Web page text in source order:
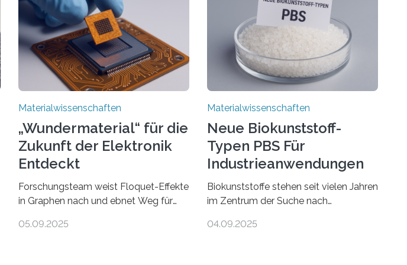
Materialwissenschaften
„Wundermaterial“ für die
Zukunft der Elektronik
Entdeckt
Forschungsteam weist Floquet-Effekte
in Graphen nach und ebnet Weg für
außergewöhnliches Material – nur eine
05.09.2025
Materialwissenschaften
Neue Biokunststoff-
Typen PBS Für
Industrieanwendungen
Biokunststoffe stehen seit vielen Jahren
im Zentrum der Suche nach
konventionellen Kunststoffen. Sie
04.09.2025